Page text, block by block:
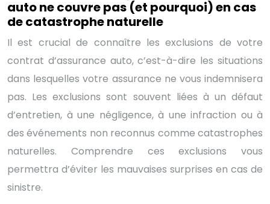
auto ne couvre pas (et pourquoi) en cas
de catastrophe naturelle
Il est crucial de connaître les exclusions de votre
contrat d’assurance auto, c’est-à-dire les situations
dans lesquelles votre assurance ne vous indemnisera
pas. Les exclusions sont souvent liées à un défaut
d’entretien, à une négligence, à une infraction ou à
des événements non reconnus comme catastrophes
naturelles. Comprendre ces exclusions vous
permettra d’éviter les mauvaises surprises en cas de
sinistre.